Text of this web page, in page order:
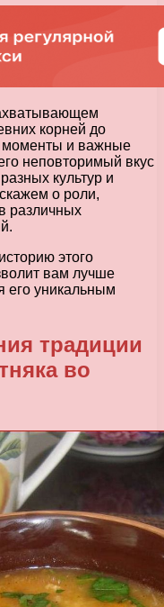
корней до
моменты и важные
неповторимый вкус
культур и
о роли,
различных
этого
вам лучше
его уникальным
традиции
во